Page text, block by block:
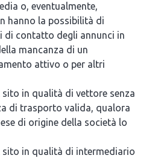
o, eventualmente,
hanno la possibilità di
di contatto degli annunci in
mancanza di un
attivo o per altri
in qualità di vettore senza
di trasporto valida, qualora
di origine della società lo
sito in qualità di intermediario